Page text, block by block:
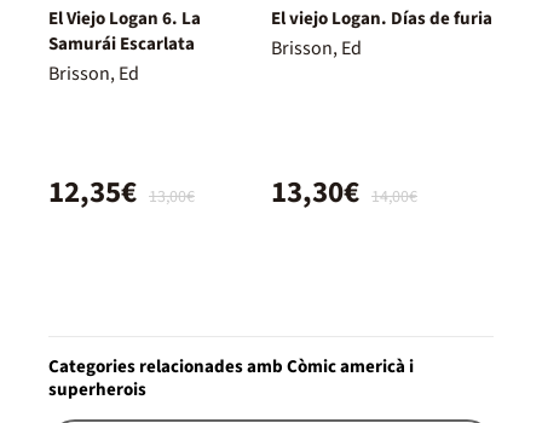
El Viejo Logan 6. La
Samurái Escarlata
Brisson, Ed
13,00€
12,35€
El viejo Logan. Días de furia
Brisson, Ed
14,00€
13,30€
Categories relacionades amb Còmic americà i
superherois